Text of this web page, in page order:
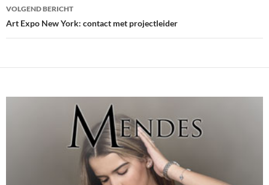
VOLGEND BERICHT
Art Expo New York: contact met projectleider